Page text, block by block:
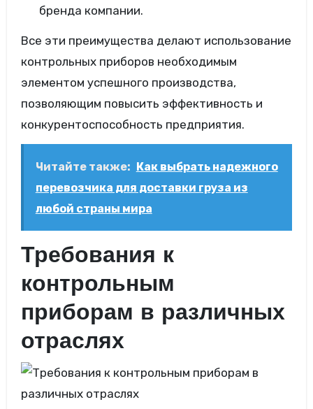
бренда компании.
Все эти преимущества делают использование
контрольных приборов необходимым
элементом успешного производства,
позволяющим повысить эффективность и
конкурентоспособность предприятия.
Читайте также:
Как выбрать надежного
перевозчика для доставки груза из
любой страны мира
Требования к
контрольным
приборам в различных
отраслях